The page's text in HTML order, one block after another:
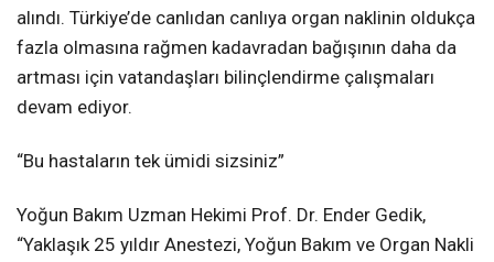
alındı. Türkiye’de canlıdan canlıya organ naklinin oldukça
fazla olmasına rağmen kadavradan bağışının daha da
artması için vatandaşları bilinçlendirme çalışmaları
devam ediyor.
“Bu hastaların tek ümidi sizsiniz”
Yoğun Bakım Uzman Hekimi Prof. Dr. Ender Gedik,
“Yaklaşık 25 yıldır Anestezi, Yoğun Bakım ve Organ Nakli